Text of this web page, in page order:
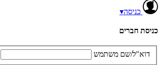
כניסה▾
כניסת חברים
דוא"ל/שם משתמש